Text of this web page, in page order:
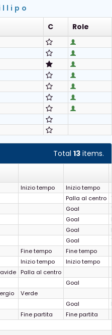
C Role
Total 13 items.
Inizio tempo
Inizio tempo
Palla al centro
Goal
Goal
Goal
Goal
Fine tempo
Fine tempo
Inizio tempo
Inizio tempo
Palla al centro
Goal
Verde
Goal
Fine partita Fine partita